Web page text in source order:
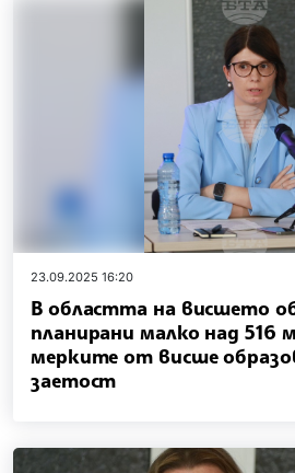
23.09.2025 16:20
В областта на висшето
планирани малко над 516
мерките от висше
заетост